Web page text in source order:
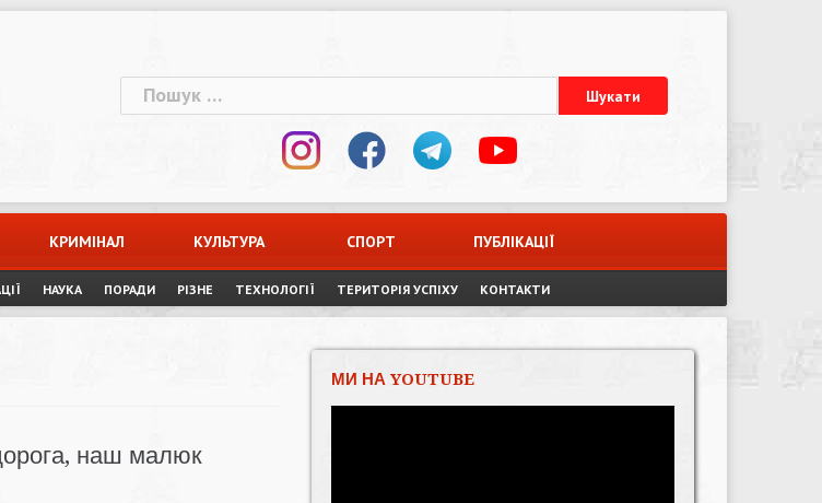
Пошук:
КРИМІНАЛ КУЛЬТУРА СПОРТ ПУБЛІКАЦІЇ
НАУКА ПОРАДИ РІЗНЕ ТЕХНОЛОГІЇ ТЕРИТОРІЯ УСПІХУ КОНТАКТИ
наш малюк
МИ НА YOUTUBE